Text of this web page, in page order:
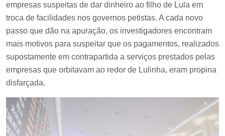
empresas suspeitas de dar dinheiro ao filho de Lula em
troca de facilidades nos governos petistas. A cada novo
passo que dão na apuração, os investigadores encontram
mais motivos para suspeitar que os pagamentos, realizados
supostamente em contrapartida a serviços prestados pelas
empresas que orbitavam ao redor de Lulinha, eram propina
disfarçada.